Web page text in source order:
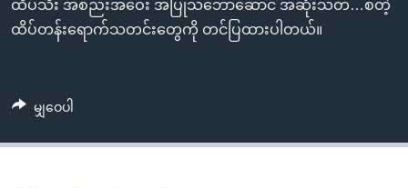
နေရာ
သို့
ထိပ်သီး အစည်းအဝေး အပြုသဘောဆောင် အဆုံးသတ်…စတဲ့
ထိပ်တန်းရောက်သတင်းတွေကို တင်ပြထားပါတယ်။
မျှဝေပါ